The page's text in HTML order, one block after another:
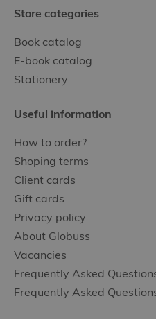
Store categories
Book catalog
E-book catalog
Stationery
Useful information
How to order?
Shoping terms
Client cards
Gift cards
Privacy policy
About Globuss
Vacancies
Frequently Asked
Frequently Asked